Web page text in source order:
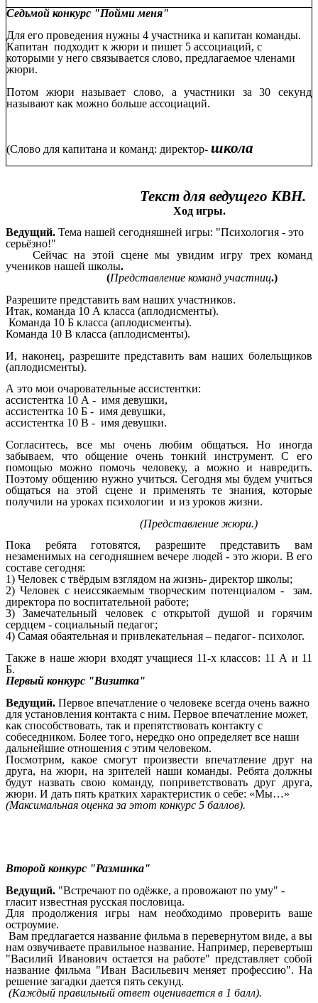
Седьмой конкурс "Пойми меня"
Для его проведения нужны 4 участника и капитан команды.
Капитан подходит к жюри и пишет 5 ассоциаций, с
которыми у него связывается слово, предлагаемое членами
жюри.
Потом жюри называет слово, а участники за 30 секунд
называют как можно больше ассоциаций.
(Слово для капитана и команд: директор- школа
Текст для ведущего КВН.
Ход игры.
Ведущий. Тема нашей сегодняшней игры: "Психология - это
серьёзно!"
Сейчас на этой сцене мы увидим игру трех команд
учеников нашей школы.
(Представление команд участниц.)
Разрешите представить вам наших участников.
Итак, команда 10 А класса (аплодисменты).
Команда 10 Б класса (аплодисменты).
Команда 10 В класса (аплодисменты).
И, наконец, разрешите представить вам наших болельщиков
(аплодисменты).
А это мои очаровательные ассистентки:
ассистентка 10 А - имя девушки,
ассистентка 10 Б - имя девушки,
ассистентка 10 В - имя девушки.
Согласитесь, все мы очень любим общаться. Но иногда
забываем, что общение очень тонкий инструмент. С его
помощью можно помочь человеку, а можно и навредить.
Поэтому общению нужно учиться. Сегодня мы будем учиться
общаться на этой сцене и применять те знания, которые
получили на уроках психологии и из уроков жизни.
(Представление жюри.)
Пока ребята готовятся, разрешите представить вам
незаменимых на сегодняшнем вечере людей - это жюри. В его
составе сегодня:
1) Человек с твёрдым взглядом на жизнь- директор школы;
2) Человек с неиссякаемым творческим потенциалом - зам.
директора по воспитательной работе;
3) Замечательный человек с открытой душой и горячим
сердцем - социальный педагог;
4) Самая обаятельная и привлекательная – педагог- психолог.
Также в наше жюри входят учащиеся 11-х классов: 11 А и 11
Б.
Первый конкурс "Визитка"
Ведущий. Первое впечатление о человеке всегда очень важно
для установления контакта с ним. Первое впечатление может,
как способствовать, так и препятствовать контакту с
собеседником. Более того, нередко оно определяет все наши
дальнейшие отношения с этим человеком.
Посмотрим, какое смогут произвести впечатление друг на
друга, на жюри, на зрителей наши команды. Ребята должны
будут назвать свою команду, поприветствовать друг друга,
жюри. И дать пять кратких характеристик о себе: «Мы…»
(Максимальная оценка за этот конкурс 5 баллов).
Второй конкурс "Разминка"
Ведущий. "Встречают по одёжке, а провожают по уму" -
гласит известная русская пословица.
Для продолжения игры нам необходимо проверить ваше
остроумие.
Вам предлагается название фильма в перевернутом виде, а вы
нам озвучиваете правильное название. Например, перевертыш
"Василий Иванович остается на работе" представляет собой
название фильма "Иван Васильевич меняет профессию". На
решение загадки дается пять секунд.
(Каждый правильный ответ оценивается в 1 балл).